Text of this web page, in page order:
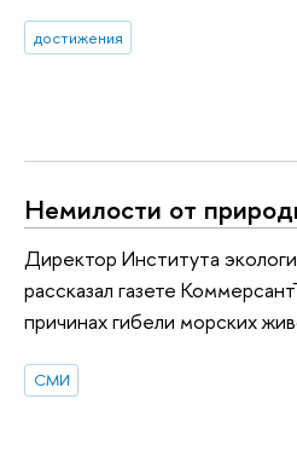
достижения
Немилости от
Директор Института
рассказал газете
причинах гибели морских
СМИ